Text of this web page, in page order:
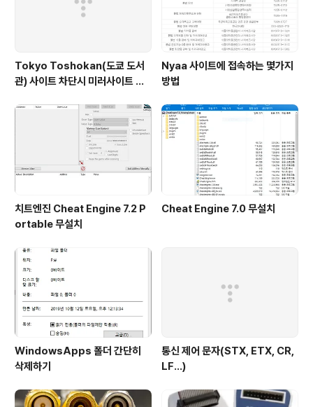
Tokyo Toshokan(도쿄 도서
관) 사이트 차단시 미러사이트 접
Nyaa 사이트에 접속하는 몇가지
방법
치트엔진 Cheat Engine 7.2 P
ortable 무설치
Cheat Engine 7.0 무설치
WindowsApps 폴더 간단히
삭제하기
통신 제어 문자(STX, ETX, CR,
LF...)